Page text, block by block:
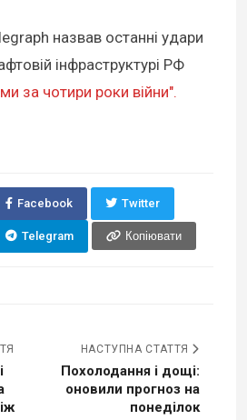
назвав останні удари
інфраструктурі РФ
за чотири роки війни".
Facebook Twitter
Telegram Копіювати
НАСТУПНА СТАТТЯ
Похолодання і дощі:
оновили прогноз на
понеділок